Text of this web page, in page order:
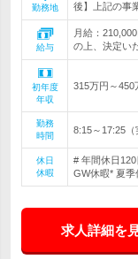
勤務地
後】上記の事
給与
月給：
の上、決定い
初年度
年収
315万円～450
勤務
時間
8:15～17:25
休日
休暇
# 年間休日
GW休暇* 夏季
求人詳細を